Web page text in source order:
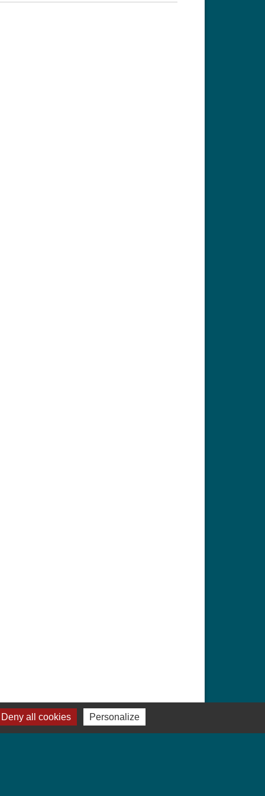
Signaler une erreur sur cette page
Deny all cookies Personalize